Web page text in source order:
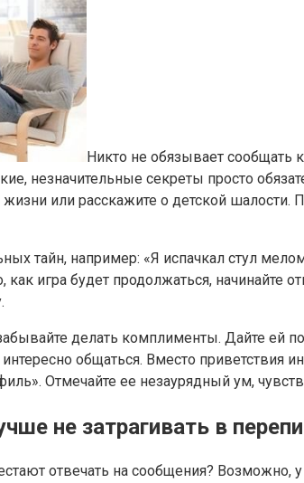
Никто не обязывает сообщать
незначительные секреты просто
или расскажите о детской шалости.
тайн, например: «Я испачкал стул
игра будет продолжаться, начинайте
делать комплименты. Дайте ей
общаться. Вместо приветствия
Отмечайте ее незаурядный ум,
не затрагивать в
отвечать на сообщения? Возможно,